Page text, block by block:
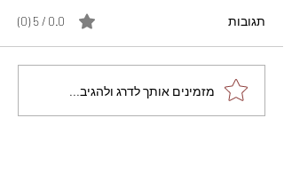
מתכון מנצח עוגת מייפל
שוקולד בחושה וקלה - זיוה
תגובות 0.0 / 5 ‏(0)
מזמינים אותך לדרג ולהגיב...